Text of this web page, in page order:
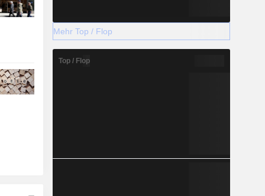
Mehr Top / Flop
Top / Flop